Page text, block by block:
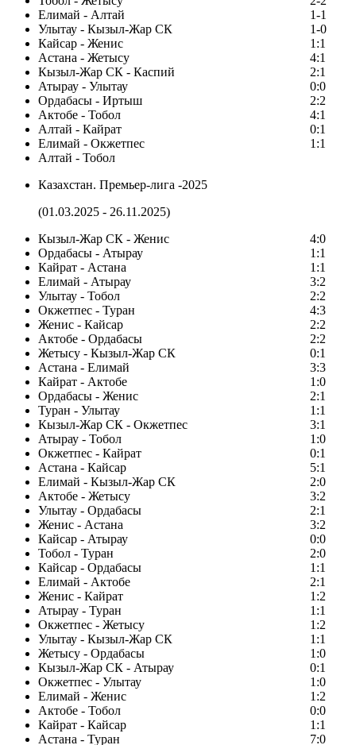
Елимай - Алтай
1-1
Улытау - Кызыл-Жар СК
1-0
Кайсар - Женис
1:1
Астана - Жетысу
4:1
Кызыл-Жар СК - Каспий
2:1
Атырау - Улытау
0:0
Ордабасы - Иртыш
2:2
Актобе - Тобол
4:1
Алтай - Кайрат
0:1
Елимай - Окжетпес
1:1
Алтай - Тобол
Казахстан. Премьер-лига -2025
(01.03.2025 - 26.11.2025)
Кызыл-Жар СК - Женис
4:0
Ордабасы - Атырау
1:1
Кайрат - Астана
1:1
Елимай - Атырау
3:2
Улытау - Тобол
2:2
Окжетпес - Туран
4:3
Женис - Кайсар
2:2
Актобе - Ордабасы
2:2
Жетысу - Кызыл-Жар СК
0:1
Астана - Елимай
3:3
Кайрат - Актобе
1:0
Ордабасы - Женис
2:1
Туран - Улытау
1:1
Кызыл-Жар СК - Окжетпес
3:1
Атырау - Тобол
1:0
Окжетпес - Кайрат
0:1
Астана - Кайсар
5:1
Елимай - Кызыл-Жар СК
2:0
Актобе - Жетысу
3:2
Улытау - Ордабасы
2:1
Женис - Астана
3:2
Кайсар - Атырау
0:0
Тобол - Туран
2:0
Кайсар - Ордабасы
1:1
Елимай - Актобе
2:1
Женис - Кайрат
1:2
Атырау - Туран
1:1
Окжетпес - Жетысу
1:2
Улытау - Кызыл-Жар СК
1:1
Жетысу - Ордабасы
1:0
Кызыл-Жар СК - Атырау
0:1
Окжетпес - Улытау
1:0
Елимай - Женис
1:2
Актобе - Тобол
0:0
Кайрат - Кайсар
1:1
Астана - Туран
7:0